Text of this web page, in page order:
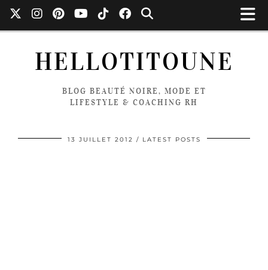
HELLOTITOUNE
BLOG BEAUTÉ NOIRE, MODE ET
LIFESTYLE & COACHING RH
13 JUILLET 2012 LATEST POSTS